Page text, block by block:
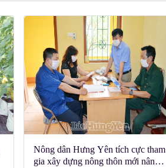
Nông dân Hưng Yên tích cực tham
gia xây dựng nông thôn mới nâng